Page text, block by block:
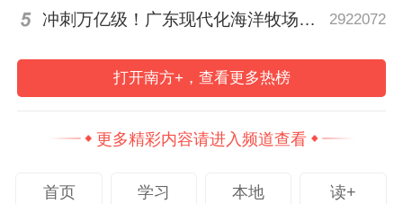
为进一步做好关心关爱网约配送员群体的工
家授牌，保利时光里的爱心商家将为骑手提
电、配备急救药箱等服务。
爱心商家代表现场签署承诺协议：“为推动外
冲刺万亿级！广东现代化海洋牧场建设提速 2922072
打开南方+，查看更多热榜
更多精彩内容请进入频道查看
首页 学习 本地 读+